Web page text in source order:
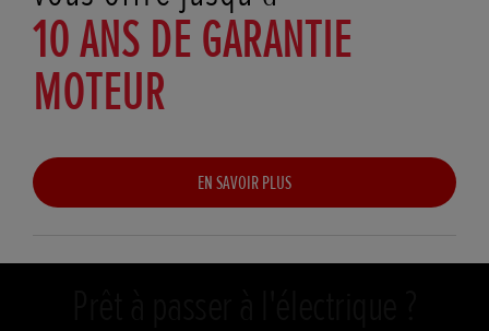
10 ANS DE GARANTIE
MOTEUR
EN SAVOIR PLUS